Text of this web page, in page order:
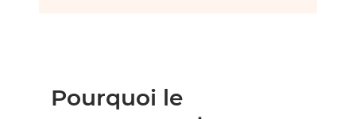
Pourquoi le